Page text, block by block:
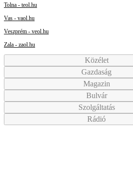
Tolna - teol.hu
Vas - vaol.hu
Veszprém - veol.hu
Zala - zaol.hu
Közélet
Gazdaság
Magazin
Bulvár
Szolgáltatás
Rádió